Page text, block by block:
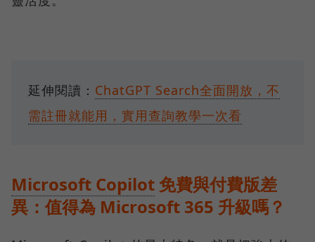
延伸閱讀： ChatGPT Search全面開放，不
需註冊就能用，實用查詢教學一次看
Microsoft Copilot 免費與付費版差
異：值得為 Microsoft 365 升級嗎？